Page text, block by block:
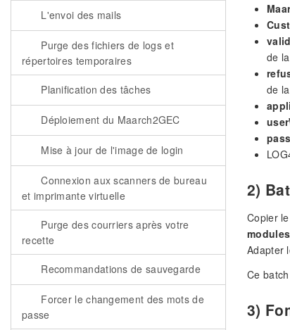
L'envoi des mails
Purge des fichiers de logs et
répertoires temporaires
Planification des tâches
Déploiement du Maarch2GEC
Mise à jour de l'image de login
Connexion aux scanners de bureau
et imprimante virtuelle
Purge des courriers après votre
recette
Recommandations de sauvegarde
Forcer le changement des mots de
passe
de
de
2)
Copier
Adapter
Ce
3)